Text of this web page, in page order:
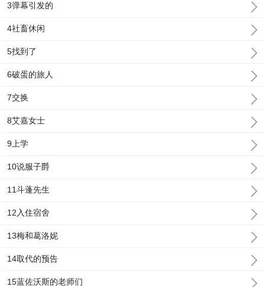
3弹幕引发的
4社畜休闲
5找到了
6破蛋的旅人
7交换
8艾嘉女士
9上学
10说服子爵
11斗蓬先生
12入住宿舍
13梅和葛洛妮
14取代的预告
15蓝佐沃斯的老师们